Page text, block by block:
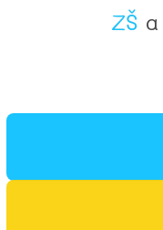
ZŠ a